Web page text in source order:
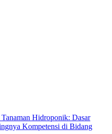
Hidroponik: Dasar
Kompetensi di Bidang